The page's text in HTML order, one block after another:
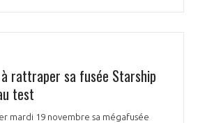
LA FILIÈRE AÉRONAUTIQUE ET SPATIALE
rattraper sa fusée Starship
test
mardi 19 novembre sa mégafusée